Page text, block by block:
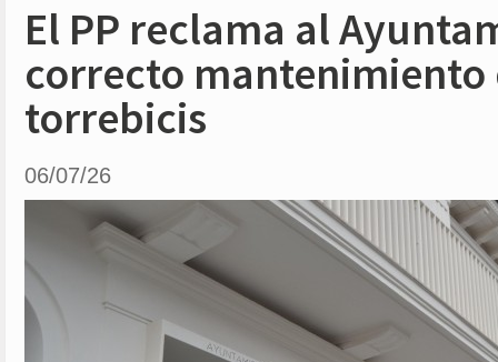
El PP reclama al
correcto mantenimiento
torrebicis
06/07/26